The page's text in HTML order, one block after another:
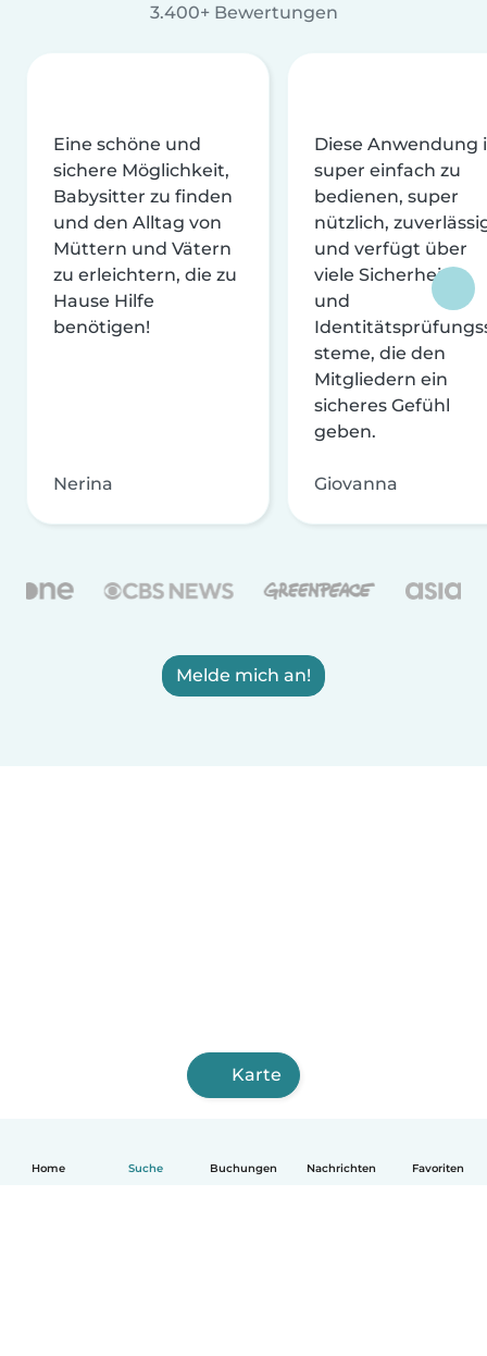
Home Suche Buchungen Nachrichten Favoriten
3.400+ Bewertungen
Eine schöne und
sichere Möglichkeit,
Babysitter zu finden
und den Alltag von
Müttern und Vätern
zu erleichtern, die zu
Hause Hilfe
benötigen!
Nerina
Diese Anwendung
super einfach zu
bedienen, super
nützlich,
und verfügt über
viele Sicherheits-
und
steme, die den
Mitgliedern ein
sicheres Gefühl
geben.
Giovanna
Melde mich an!
Karte